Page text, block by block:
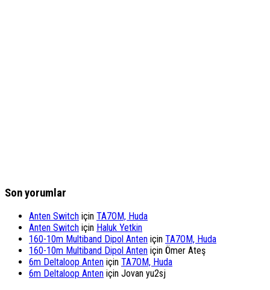
Son yorumlar
Anten Switch için TA7OM, Huda
Anten Switch için Haluk Yetkin
160-10m Multiband Dipol Anten için TA7OM, Huda
160-10m Multiband Dipol Anten için Ömer Ateş
6m Deltaloop Anten için TA7OM, Huda
6m Deltaloop Anten için Jovan yu2sj